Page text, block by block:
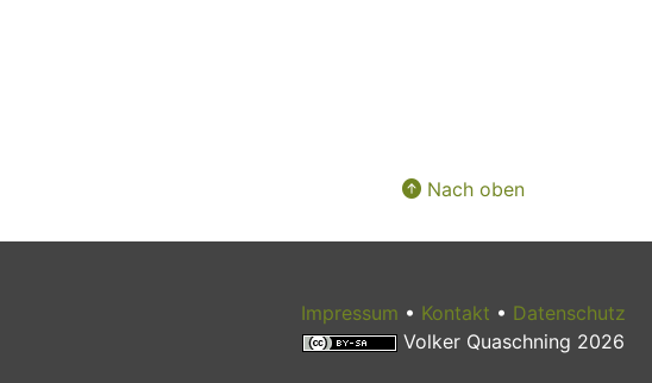
Nach oben
Impressum • Kontakt • Datenschutz
Volker Quaschning 2026